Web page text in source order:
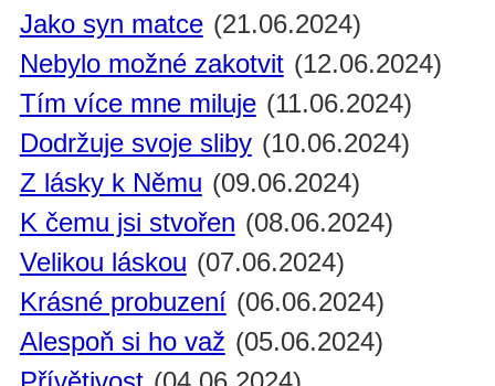
Jako syn matce (21.06.2024)
Nebylo možné zakotvit (12.06.2024)
Tím více mne miluje (11.06.2024)
Dodržuje svoje sliby (10.06.2024)
Z lásky k Němu (09.06.2024)
K čemu jsi stvořen (08.06.2024)
Velikou láskou (07.06.2024)
Krásné probuzení (06.06.2024)
Alespoň si ho važ (05.06.2024)